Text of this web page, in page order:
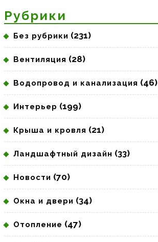
Рубрики
Без рубрики (231)
Вентиляция (28)
Водопровод и канализация (46)
Интерьер (199)
Крыша и кровля (21)
Ландшафтный дизайн (33)
Новости (70)
Окна и двери (34)
Отопление (47)